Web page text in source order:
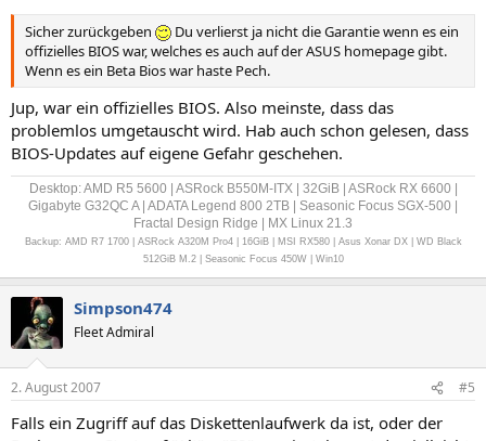
Sicher zurückgeben
Du verlierst ja nicht die Garantie wenn es ein
offizielles BIOS war, welches es auch auf der ASUS homepage gibt.
Wenn es ein Beta Bios war haste Pech.
Jup, war ein offizielles BIOS. Also meinste, dass das
problemlos umgetauscht wird. Hab auch schon gelesen, dass
BIOS-Updates auf eigene Gefahr geschehen.
Desktop: AMD R5 5600 | ASRock B550M-ITX | 32GiB | ASRock RX 6600 |
Gigabyte G32QC A | ADATA Legend 800 2TB | Seasonic Focus SGX-500 |
Fractal Design Ridge | MX Linux 21.3
Backup: AMD R7 1700 | ASRock A320M Pro4 | 16GiB | MSI RX580 | Asus Xonar DX | WD Black
512GiB M.2 | Seasonic Focus 450W | Win10
Simpson474
Fleet Admiral
2. August 2007 #5
Falls ein Zugriff auf das Diskettenlaufwerk da ist, oder der